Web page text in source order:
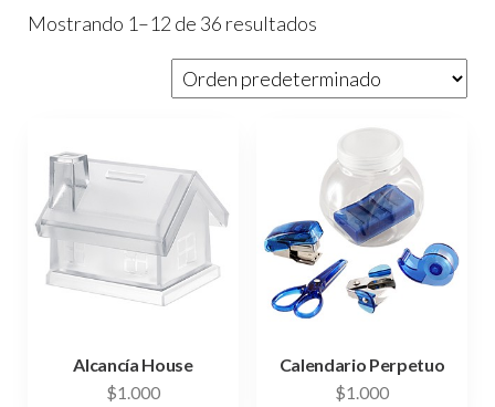
Mostrando 1–12 de 36 resultados
Alcancía House
$1.000
Calendario Perpetuo
$1.000